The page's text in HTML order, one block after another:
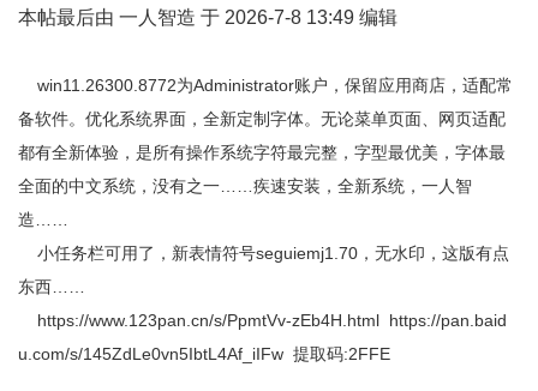
本帖最后由 一人智造 于 2026-7-8 13:49 编辑
win11.26300.8772为Administrator账户，保留应用商店，适配常
备软件。优化系统界面，全新定制字体。无论菜单页面、网页适配
都有全新体验，是所有操作系统字符最完整，字型最优美，字体最
全面的中文系统，没有之一……疾速安装，全新系统，一人智
造……
小任务栏可用了，新表情符号seguiemj1.70，无水印，这版有点
东西……
https://www.123pan.cn/s/PpmtVv-zEb4H.html https://pan.baid
u.com/s/145ZdLe0vn5IbtL4Af_iIFw 提取码:2FFE